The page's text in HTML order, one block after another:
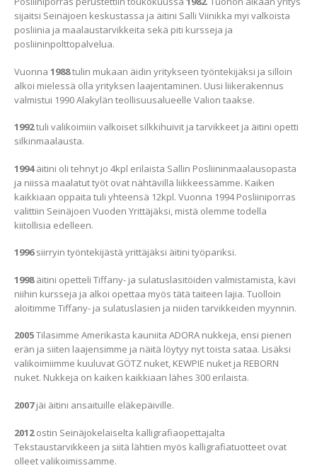
sijaitsi Seinäjoen keskustassa ja äitini Salli Viinikka myi valkoista
posliinia ja maalaustarvikkeita sekä piti kursseja ja
posliininpolttopalvelua.
Vuonna 1988tulin mukaan äidin yritykseen työntekijäksi ja silloin
alkoi mielessä olla yrityksen laajentaminen. Uusi liikerakennus
valmistui 1990 Alakylän teollisuusalueelle Valion taakse.
1992tuli valikoimiin valkoiset silkkihuivit ja tarvikkeet ja äitini opetti
silkinmaalausta.
1994äitini oli tehnyt jo 4kpl erilaista Sallin Posliininmaalausopasta
ja niissä maalatut työt ovat nähtävillä liikkeessämme. Kaiken
kaikkiaan oppaita tuli yhteensä 12kpl. Vuonna 1994 Posliiniporras
valittiin Seinäjoen Vuoden Yrittäjäksi, mistä olemme todella
kiitollisia edelleen.
1996siirryin työntekijästä yrittäjäksi äitini työpariksi.
1998äitini opetteli Tiffany- ja sulatuslasitöiden valmistamista, kävi
niihin kursseja ja alkoi opettaa myös tätä taiteen lajia. Tuolloin
aloitimme Tiffany- ja sulatuslasien ja niiden tarvikkeiden myynnin.
2005Tilasimme Amerikasta kauniita ADORA nukkeja, ensi pienen
erän ja siiten laajensimme ja näitä löytyy nyt toista sataa. Lisäksi
valikoimiimme kuuluvat GÖTZ nuket, KEWPIE nuket ja REBORN
nuket. Nukkeja on kaiken kaikkiaan lähes 300 erilaista.
2007jäi äitini ansaituille eläkepäiville.
2012ostin Seinäjokelaiselta kalligrafiaopettajalta
Tekstaustarvikkeen ja siitä lähtien myös kalligrafiatuotteet ovat
olleet valikoimissamme.